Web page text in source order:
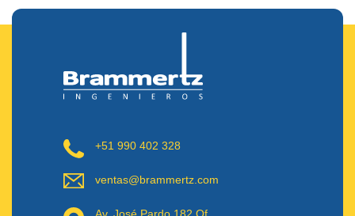
+51 990 402 328
ventas@brammertz.com